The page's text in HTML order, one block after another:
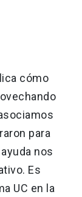
cómo
para
nos
Es
UC en la